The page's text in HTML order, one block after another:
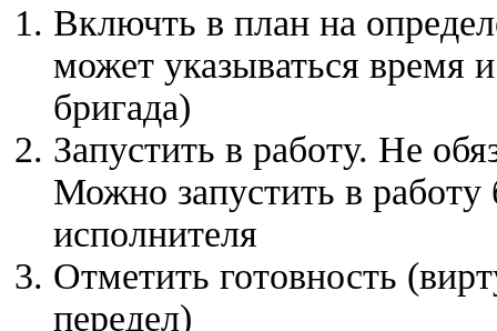
Включть в план на
может указываться время
бригада)
Запустить в работу. Не
Можно запустить в
исполнителя
Отметить готовность
передел)